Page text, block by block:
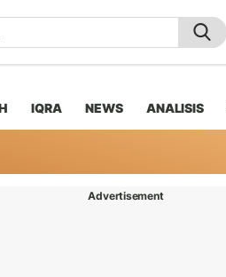
IQRA NEWS ANALISIS
Advertisement